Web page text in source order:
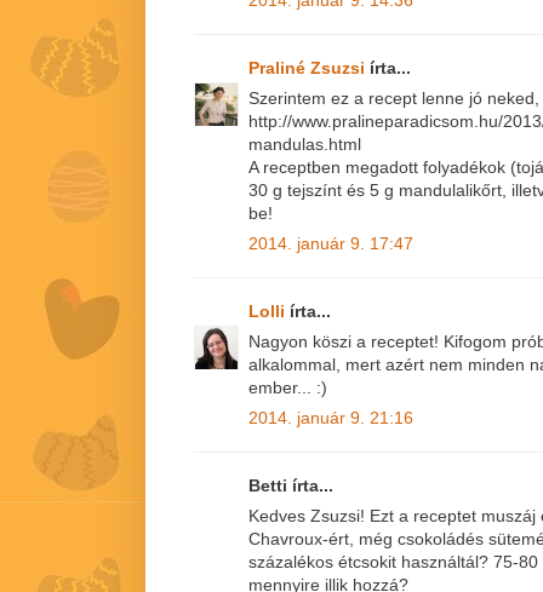
Praliné Zsuzsi írta...
Szerintem ez a recept lenne jó
http://www.pralineparadicsom.hu/
mandulas.html
A receptben megadott folyadékok
30 g tejszínt és 5 g mandulalikőrt,
be!
2014. január 9. 17:47
Lolli írta...
Nagyon köszi a receptet! Kifogom
alkalommal, mert azért nem minden
ember... :)
2014. január 9. 21:16
Betti írta...
Kedves Zsuzsi! Ezt a receptet
Chavroux-ért, még csokoládés
százalékos étcsokit használtál? 75-
mennyire illik hozzá?